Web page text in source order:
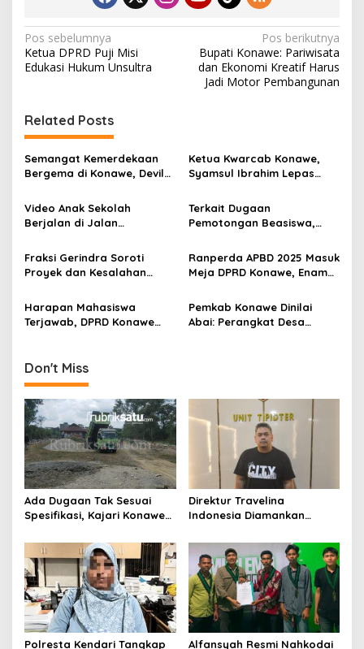
N
a
i
g
a
s
i
p
s
Pos sebelumnya
Ketua DPRD Puji Misi
Edukasi Hukum Unsultra
Pos berikutnya
Bupati Konawe: Pariwisata
dan Ekonomi Kreatif Harus
Jadi Motor Pembangunan
Related Posts
Semangat Kemerdekaan
Bergema di Konawe, Devile
Barisan
Ketua Kwarcab Konawe,
Syamsul Ibrahim Lepas
Video Anak Sekolah
Berjalan di Jalan
Bupati, Yusran Akbar
Langsung Instruksikan
PUPR Turun
Terkait Dugaan
Pemotongan Beasiswa,
Mahasiswa Keliru
Fraksi Gerindra Soroti
Proyek dan Kesalahan
Konawe Akui Kekeliruan
Kodefikasi APBD 2025
Ranperda APBD 2025 Masuk
Meja DPRD Konawe, Enam
Persetujuan Awal
Harapan Mahasiswa
Terjawab, DPRD Konawe
Pemkab Konawe Dinilai
Abai: Perangkat Desa
Don't Miss
Ada Dugaan Tak Sesuai
Spesifikasi, Kajari Konawe
Rupbasan Rp1,9 Miliar
Dihentikan
Direktur Travelina
Indonesia Diamankan
Penelantaran Jemaah
Umrah Masuk Babak Baru
Polresta Kendari Tangkap Alfansyah Resmi Nahkodai